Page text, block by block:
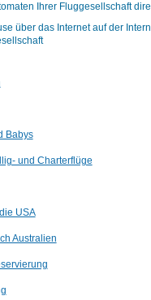
Ihrer Fluggesellschaft
über das Internet auf der
Babys
und Charterflüge
USA
Australien